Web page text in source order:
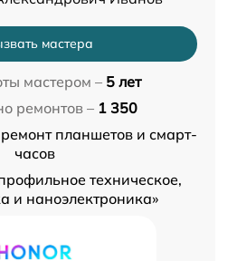
мастера
мастером – 5 лет
ремонтов – 1 350
ремонт планшетов и смарт-
часов
техническое,
и наноэлектроника»